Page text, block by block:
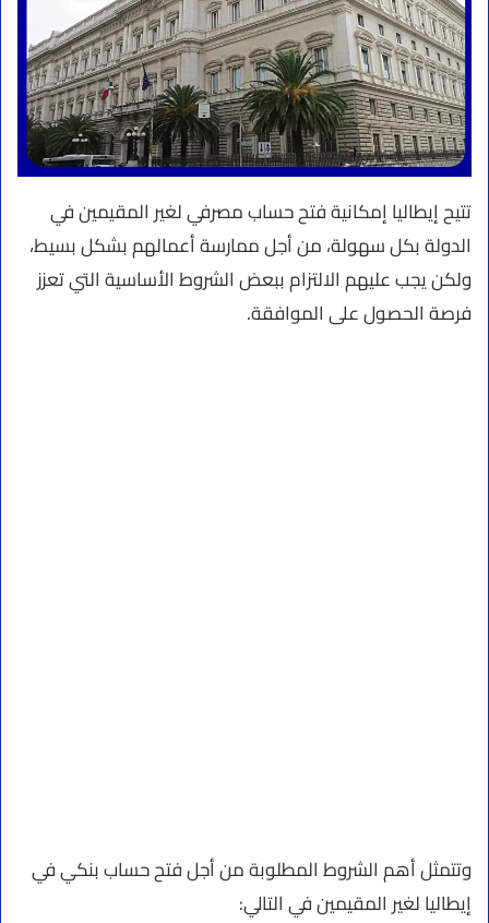
تتيح إيطاليا إمكانية فتح حساب مصرفي لغير المقيمين في
الدولة بكل سهولة، من أجل ممارسة أعمالهم بشكل بسيط،
ولكن يجب عليهم الالتزام ببعض الشروط الأساسية التي تعزز
فرصة الحصول على الموافقة.
وتتمثل أهم الشروط المطلوبة من أجل فتح حساب بنكي في
إيطاليا لغير المقيمين في التالي: